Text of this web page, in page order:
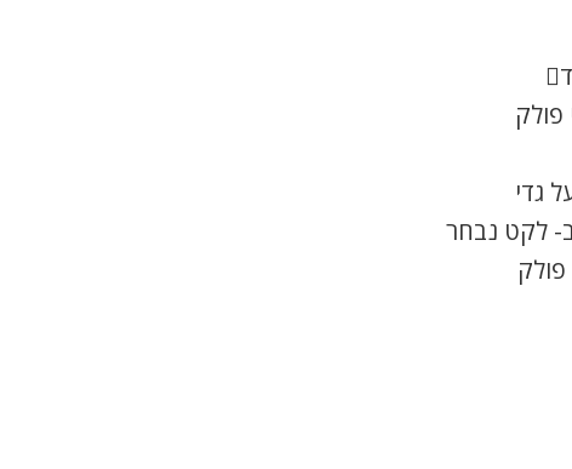
גדי
לקט נבחר